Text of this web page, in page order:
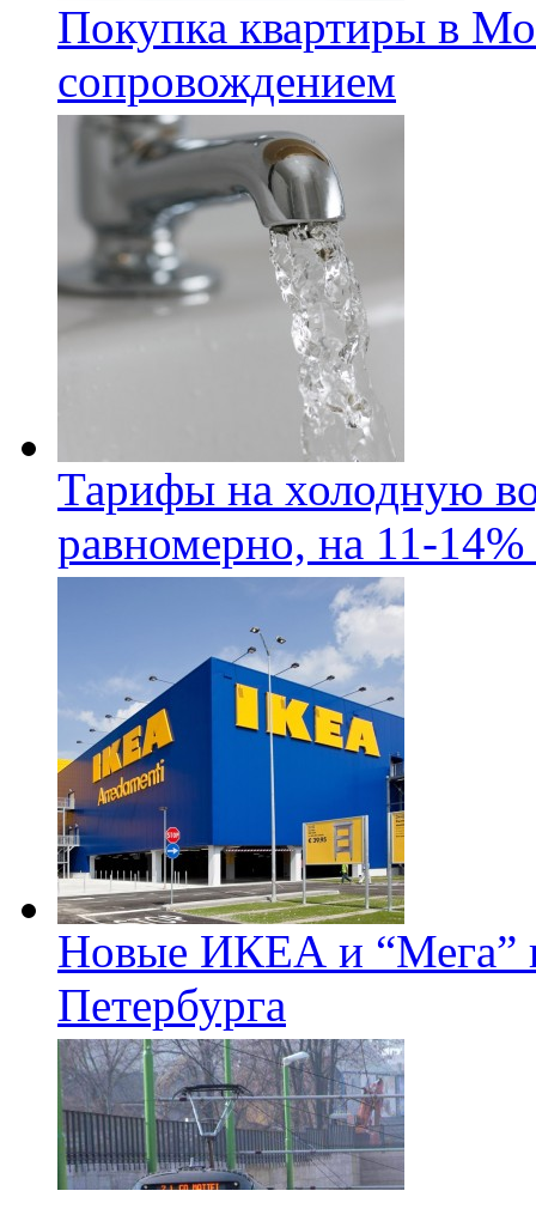
Покупка квартиры в
сопровождением
Тарифы на холодную
равномерно, на 11-14%
Новые ИКЕА и “Мега”
Петербурга